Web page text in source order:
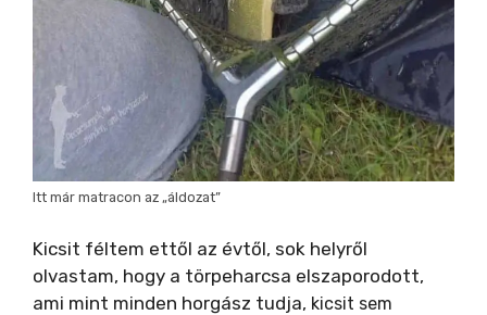
Itt már matracon az „áldozat”
Kicsit féltem ettől az évtől, sok helyről
olvastam, hogy a törpeharcsa elszaporodott,
ami mint minden horgász tudja, kicsit sem